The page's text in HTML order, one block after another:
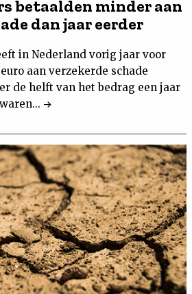
betaalden minder aan
dan jaar eerder
in Nederland vorig jaar voor
aan verzekerde schade
de helft van het bedrag een jaar